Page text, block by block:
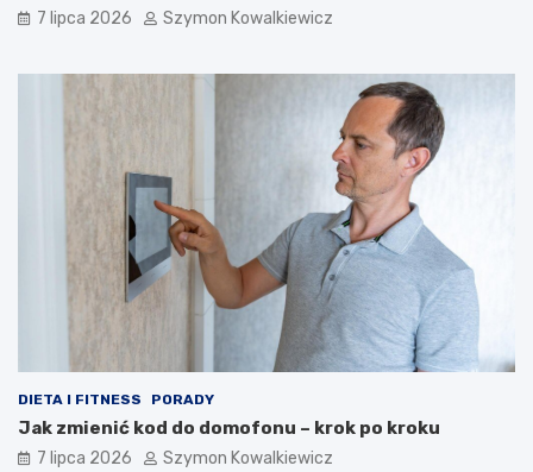
7 lipca 2026 Szymon Kowalkiewicz
DIETA I FITNESS PORADY
Jak zmienić kod do domofonu – krok po kroku
7 lipca 2026 Szymon Kowalkiewicz